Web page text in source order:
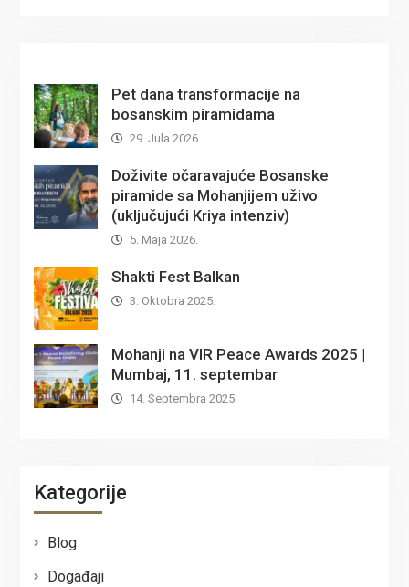
Pet dana transformacije na
bosanskim piramidama
29. Jula 2026.
Doživite očaravajuće Bosanske
piramide sa Mohanjijem uživo
(uključujući Kriya intenziv)
5. Maja 2026.
Shakti Fest Balkan
3. Oktobra 2025.
Mohanji na VIR Peace Awards 2025 |
Mumbaj, 11. septembar
14. Septembra 2025.
Kategorije
Blog
Događaji